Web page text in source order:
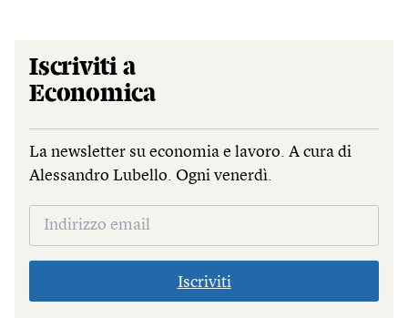
Iscriviti a
Economica
La newsletter su economia e lavoro. A cura di
Alessandro Lubello. Ogni venerdì.
Iscriviti